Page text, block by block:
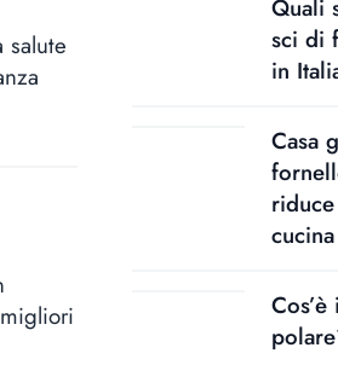
Quali
sci di
in
Casa
cucina